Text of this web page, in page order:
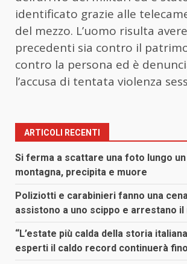
identificato grazie alle
del mezzo. L’uomo risulta
precedenti sia contro il
contro la persona ed è
l’accusa di tentata violenza
ARTICOLI RECENTI
Si ferma a scattare una foto lungo
montagna, precipita e muore
Poliziotti e carabinieri fanno una
assistono a uno scippo e arrestano
“L’estate più calda della storia
esperti il caldo record continuerà